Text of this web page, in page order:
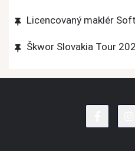
Licencovaný maklér
Škwor Slovakia Tour